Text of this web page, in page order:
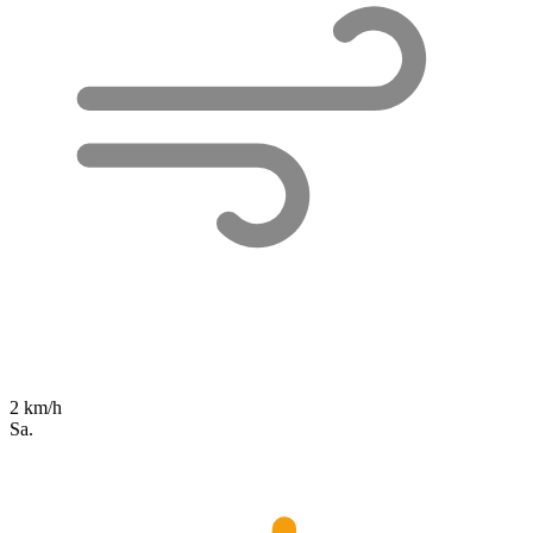
2 km/h
Sa.